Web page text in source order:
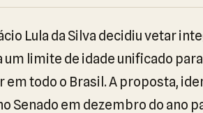
Lula da Silva decidiu vetar
um limite de idade unificado
todo o Brasil. A proposta,
Senado em dezembro do ano